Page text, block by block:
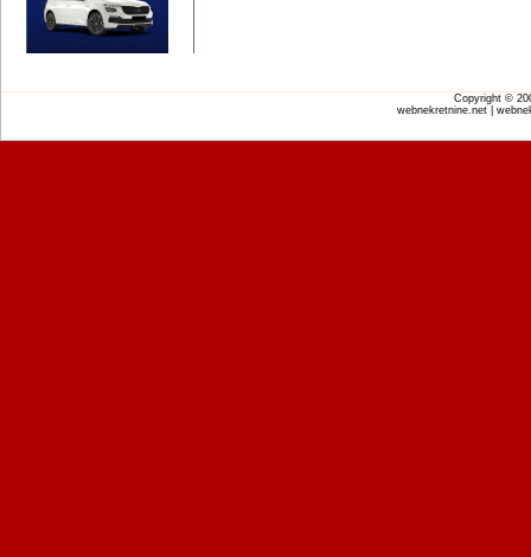
Copyright ©
webnekretnine.net |